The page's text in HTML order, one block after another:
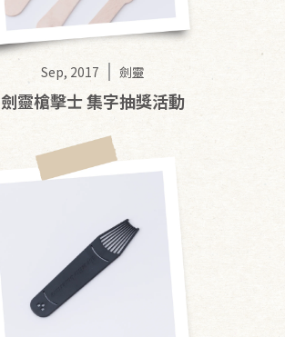
Sep, 2017 劍靈
劍靈槍擊士 集字抽獎活動